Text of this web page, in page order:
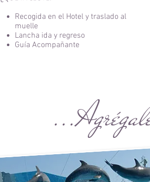
Recogida en el Hotel y traslado al
muelle
Lancha ida y regreso
Guía Acompañante